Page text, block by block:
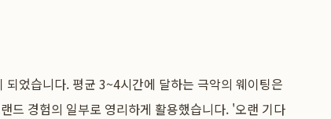
었습니다. 평균 3~4시간에 달하는 극악의 웨이팅은
드 경험의 일부로 영리하게 활용했습니다. '오랜 기다